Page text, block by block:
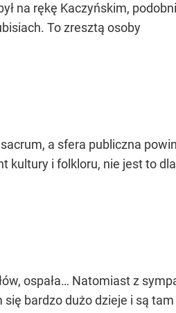
na rękę Kaczyńskim,
To zresztą osoby
a sfera publiczna
kultury i folkloru, nie jest to
ospała… Natomiast z
się bardzo dużo dzieje i są